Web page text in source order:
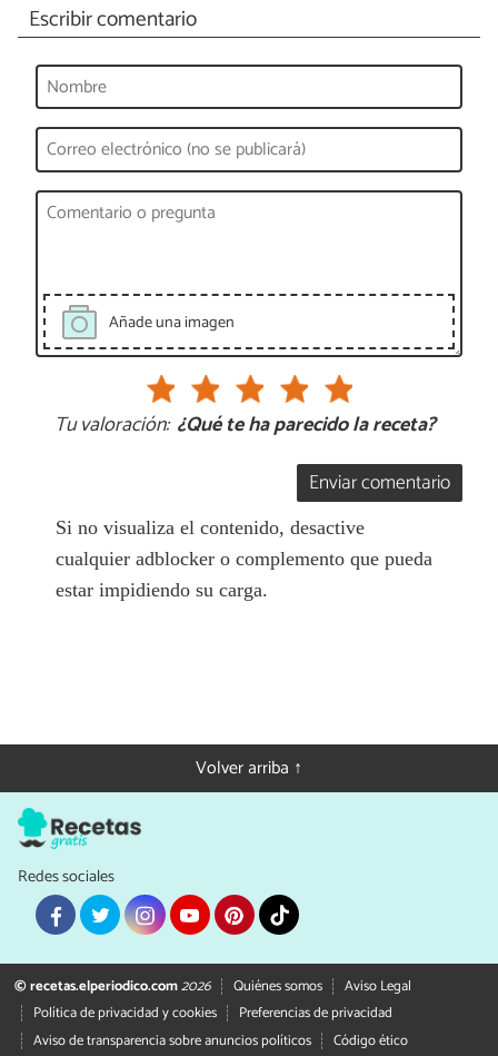
Escribir comentario
Añade una imagen
Tu valoración: ¿Qué te ha parecido la receta?
Enviar comentario
Si no visualiza el contenido, desactive
cualquier adblocker o complemento que pueda
estar impidiendo su carga.
Volver arriba ↑
Redes sociales
© recetas.elperiodico.com2026 Quiénes somos
Aviso Legal
Política de privacidad y cookies
Preferencias de privacidad
Aviso de transparencia sobre anuncios políticos
Código ético